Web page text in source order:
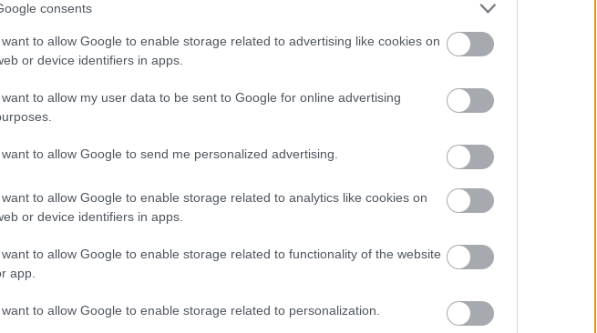
consents
want to allow Google to enable storage related to advertising like cookies on
or device identifiers in apps.
want to allow my user data to be sent to Google for online advertising
want to allow Google to send me personalized advertising.
want to allow Google to enable storage related to analytics like cookies on
or device identifiers in apps.
want to allow Google to enable storage related to functionality of the website
app.
want to allow Google to enable storage related to personalization.